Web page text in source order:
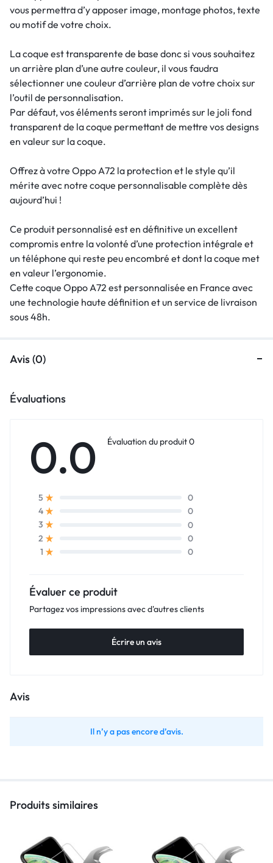
vous permettra d’y apposer image, montage photos, texte
ou motif de votre choix.
La coque est transparente de base donc si vous souhaitez
un arrière plan d’une autre couleur, il vous faudra
sélectionner une couleur d’arrière plan de votre choix sur
l’outil de personnalisation.
Par défaut, vos éléments seront imprimés sur le joli fond
transparent de la coque permettant de mettre vos designs
en valeur sur la coque.
Offrez à votre Oppo A72 la protection et le style qu’il
mérite avec notre coque personnalisable complète dès
aujourd’hui !
Ce produit personnalisé est en définitive un excellent
compromis entre la volonté d’une protection intégrale et
un téléphone qui reste peu encombré et dont la coque met
en valeur l’ergonomie.
Cette coque Oppo A72 est personnalisée en France avec
une technologie haute définition et un service de livraison
sous 48h.
Avis (0)
Évaluations
0.0 Évaluation du produit 0
5
0
4
0
3
0
2
0
1
0
Évaluer ce produit
Partagez vos impressions avec d'autres clients
Écrire un avis
Avis
Il n’y a pas encore d’avis.
Produits similaires